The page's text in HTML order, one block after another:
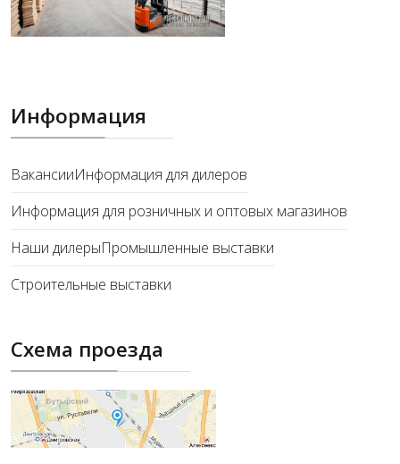
Информация
ВакансииИнформация для дилеров
Информация для розничных и оптовых магазинов
Наши дилерыПромышленные выставки
Строительные выставки
Схема проезда